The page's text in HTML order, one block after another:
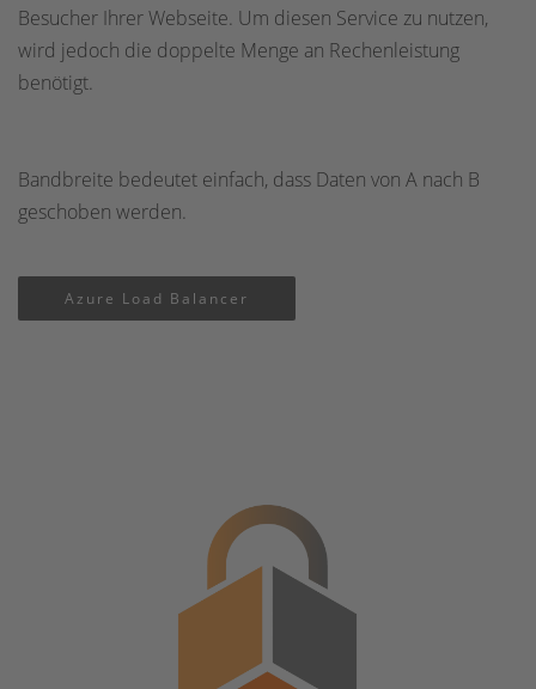
Besucher Ihrer Webseite. Um diesen Service zu nutzen,
wird jedoch die doppelte Menge an Rechenleistung
benötigt.
Bandbreite bedeutet einfach, dass Daten von A nach B
geschoben werden.
Azure Load Balancer